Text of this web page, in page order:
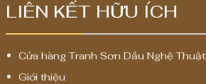
LIÊN KẾT HỮU ÍCH
Cửa hàng Tranh Sơn Dầu Nghệ Thuật
Giới thiệu